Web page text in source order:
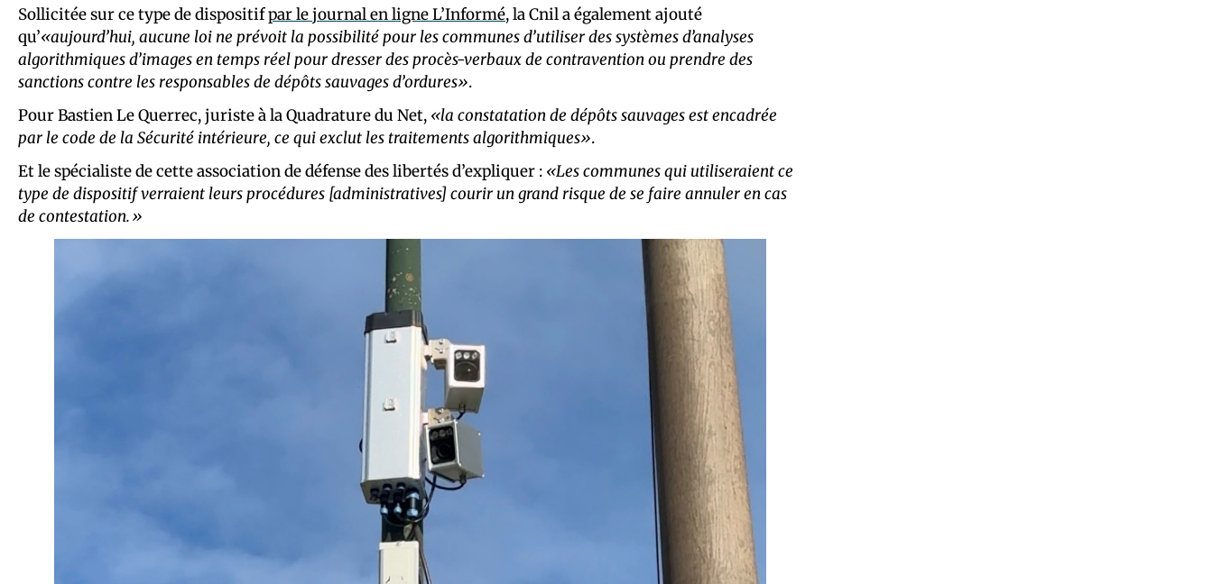
Sollicitée sur ce type de dispositifpar le journal en ligne L’Informé, la Cnil a également ajouté
qu’«aujourd’hui, aucune loi ne prévoit la possibilité pour les communes d’utiliser des systèmes d’analyses
algorithmiques d’images en temps réel pour dresser des procès-verbaux de contravention ou prendre des
sanctions contre les responsables de dépôts sauvages d’ordures».
Pour Bastien Le Querrec, juriste à la Quadrature du Net, «la constatation de dépôts sauvages est encadrée
par le code de la Sécurité intérieure, ce qui exclut les traitements algorithmiques».
Et le spécialiste de cette association de défense des libertés d’expliquer : «Les communes qui utiliseraient ce
type de dispositif verraient leurs procédures [administratives] courir un grand risque de se faire annuler en cas
de contestation.»